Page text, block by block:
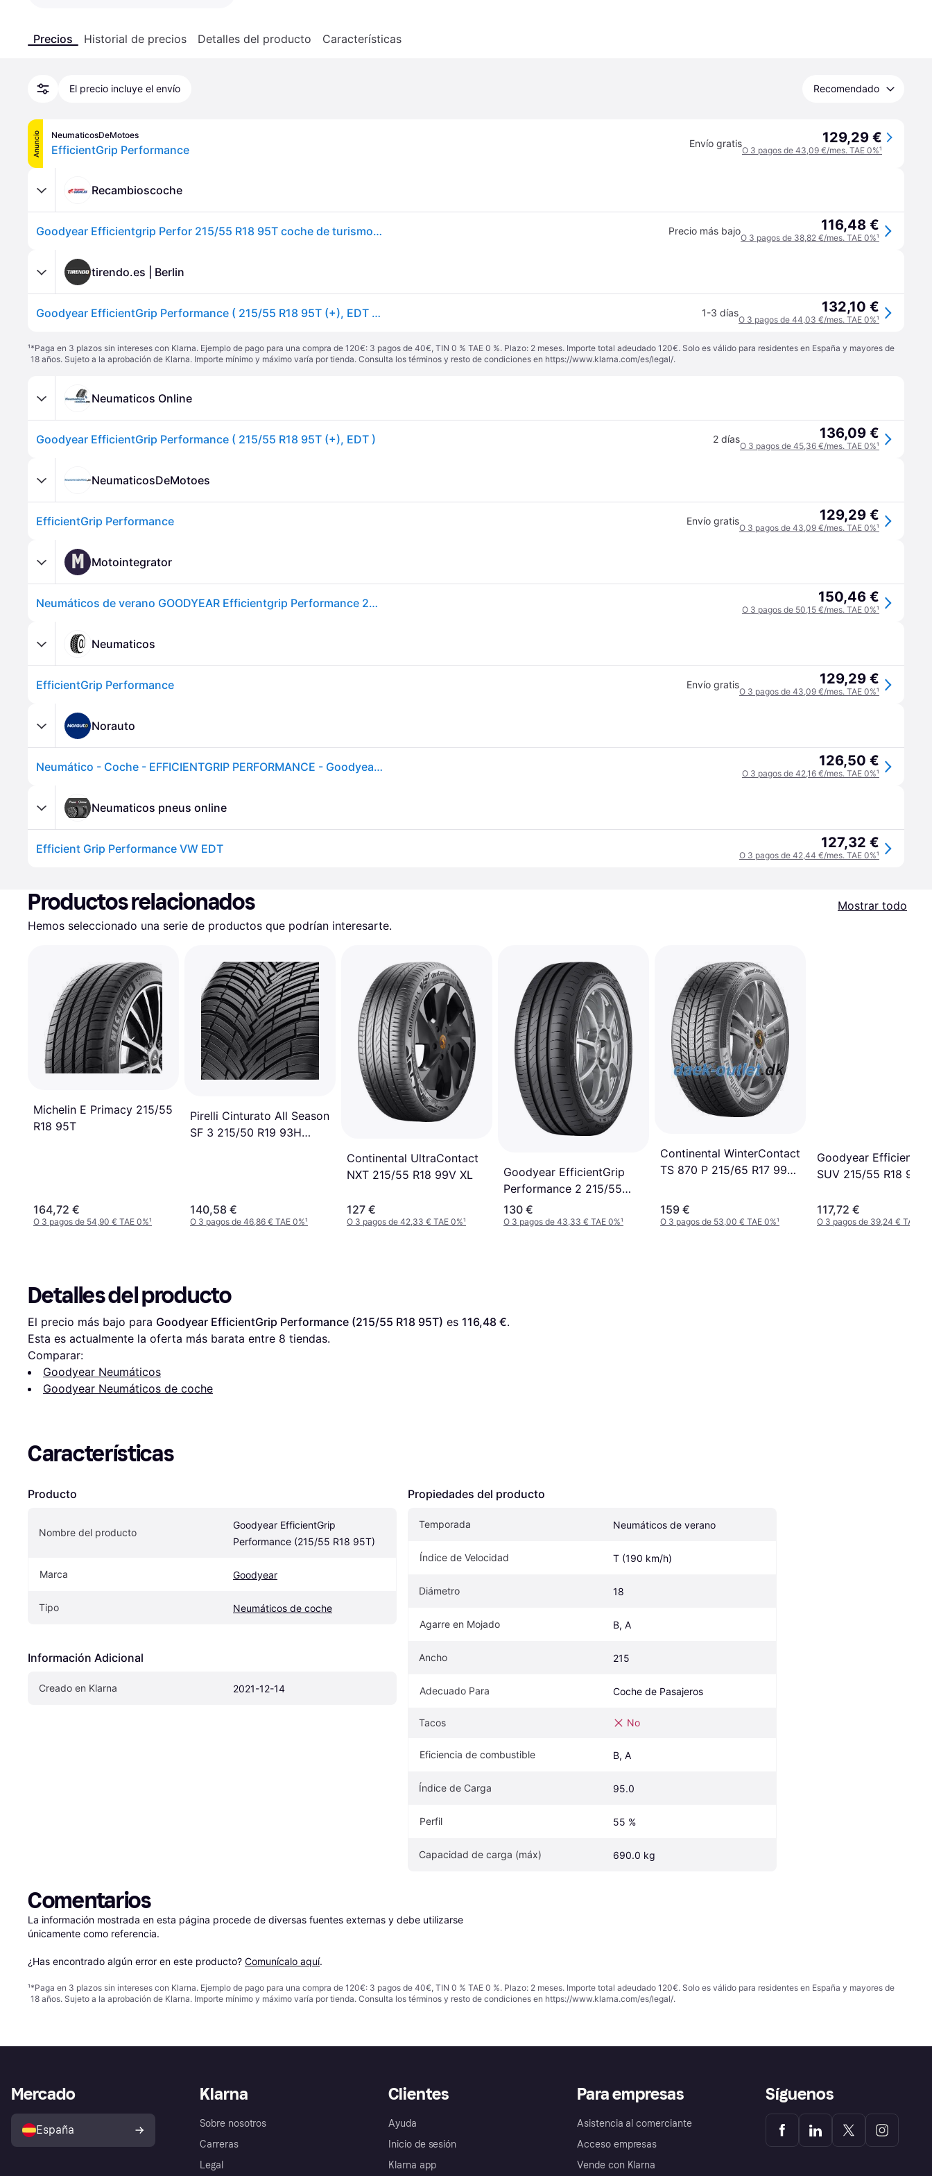
Precios Historial de precios Detalles del producto Características
El precio incluye el envío Recomendado
Anuncio NeumaticosDeMotoes
EfficientGrip Performance Envío gratis 129,29 €
O 3 pagos de 43,09 €/mes. TAE 0%¹
Recambioscoche
Goodyear Efficientgrip Perfor 215/55 R18 95T coche de turismo Neumáticos de verano Neumáticos 548156 Precio más bajo 116,48 €
O 3 pagos de 38,82 €/mes. TAE 0%¹
tirendo.es | Berlin
Goodyear EfficientGrip Performance ( 215/55 R18 95T (+), EDT ) - negro 1-3 días 132,10 €
O 3 pagos de 44,03 €/mes. TAE 0%¹
¹*Paga en 3 plazos sin intereses con Klarna. Ejemplo de pago para una compra de 120€: 3 pagos de 40€, TIN 0 % TAE 0 %. Plazo: 2 meses. Importe total adeudado 120€. Solo es válido para residentes en España y mayores de
18 años. Sujeto a la aprobación de Klarna. Importe mínimo y máximo varía por tienda. Consulta los términos y resto de condiciones en https://www.klarna.com/es/legal/.
Neumaticos Online
Goodyear EfficientGrip Performance ( 215/55 R18 95T (+), EDT ) 2 días 136,09 €
O 3 pagos de 45,36 €/mes. TAE 0%¹
NeumaticosDeMotoes
EfficientGrip Performance Envío gratis 129,29 €
O 3 pagos de 43,09 €/mes. TAE 0%¹
M Motointegrator
Neumáticos de verano GOODYEAR Efficientgrip Performance 215/55R18 95T 150,46 €
O 3 pagos de 50,15 €/mes. TAE 0%¹
Neumaticos
EfficientGrip Performance Envío gratis 129,29 €
O 3 pagos de 43,09 €/mes. TAE 0%¹
Norauto
Neumático - Coche - EFFICIENTGRIP PERFORMANCE - Goodyear - 215-55-18-95-T 126,50 €
O 3 pagos de 42,16 €/mes. TAE 0%¹
Neumaticos pneus online
Efficient Grip Performance VW EDT 127,32 €
O 3 pagos de 42,44 €/mes. TAE 0%¹
Productos relacionados
Mostrar todo
Hemos seleccionado una serie de productos que podrían interesarte.
Michelin E Primacy 215/55
R18 95T
164,72 €
O 3 pagos de 54,90 € TAE 0%¹
Pirelli Cinturato All Season
SF 3 215/50 R19 93H
140,58 €
O 3 pagos de 46,86 € TAE 0%¹
Continental UltraContact
NXT 215/55 R18 99V XL
127 €
O 3 pagos de 42,33 € TAE 0%¹
Goodyear EfficientGrip
Performance 2 215/55
R18 99V XL
130 €
O 3 pagos de 43,33 € TAE 0%¹
Continental WinterContact
TS 870 P 215/65 R17 99V
159 €
O 3 pagos de 53,00 € TAE 0%¹
Goodyear
SUV 215/55 R18 99V
117,72 €
O 3 pagos de 39,24 € TAE 0%
Detalles del producto
El precio más bajo para Goodyear EfficientGrip Performance (215/55 R18 95T) es 116,48 €.
Esta es actualmente la oferta más barata entre 8 tiendas.
Comparar:
Goodyear Neumáticos
Goodyear Neumáticos de coche
Características
Producto
Nombre del producto
Goodyear EfficientGrip
Performance (215/55 R18 95T)
Marca Goodyear
Tipo Neumáticos de coche
Información Adicional
Creado en Klarna 2021-12-14
Propiedades del producto
Temporada Neumáticos de verano
Índice de Velocidad T (190 km/h)
Diámetro 18
Agarre en Mojado B, A
Ancho 215
Adecuado Para Coche de Pasajeros
Tacos No
Eficiencia de combustible B, A
Índice de Carga 95.0
Perfil 55 %
Capacidad de carga (máx) 690.0 kg
Comentarios
La información mostrada en esta página procede de diversas fuentes externas y debe utilizarse
únicamente como referencia.
¿Has encontrado algún error en este producto? Comunícalo aquí.
¹*Paga en 3 plazos sin intereses con Klarna. Ejemplo de pago para una compra de 120€: 3 pagos de 40€, TIN 0 % TAE 0 %. Plazo: 2 meses. Importe total adeudado 120€. Solo es válido para residentes en España y mayores de
18 años. Sujeto a la aprobación de Klarna. Importe mínimo y máximo varía por tienda. Consulta los términos y resto de condiciones en https://www.klarna.com/es/legal/.
Klarna
Sobre nosotros
Carreras
Legal
Clientes
Ayuda
Inicio de sesión
Klarna app
Para empresas
Asistencia al comerciante
Acceso empresas
Vende con Klarna
Mercado
España
Síguenos